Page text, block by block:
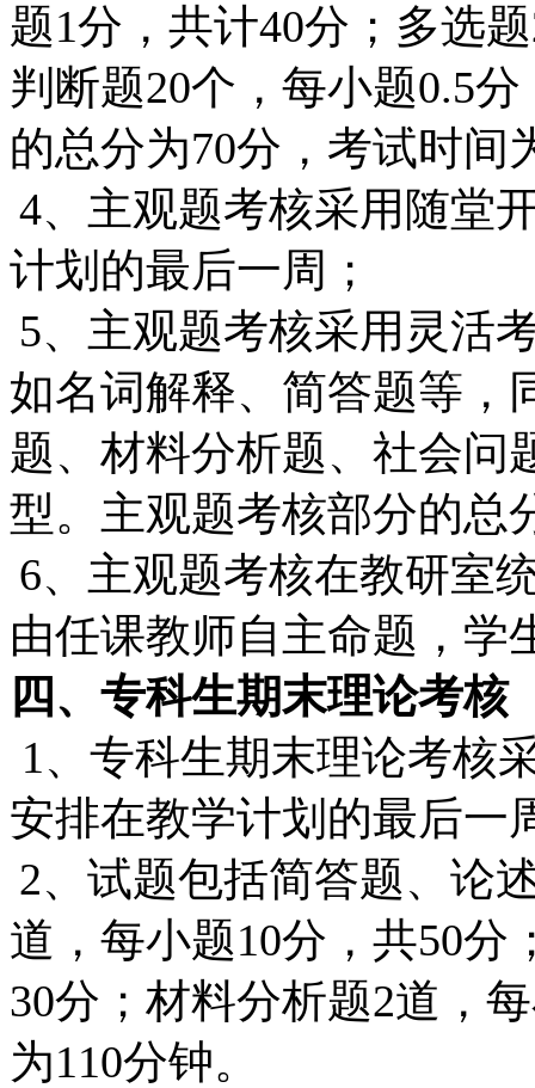
题1分，共计40分；多选题
判断题20个，每小题0.5分
的总分为70分，考试时间
4、主观题考核采用随堂
计划的最后一周；
5、主观题考核采用灵活
如名词解释、简答题等，
题、材料分析题、社会问
型。主观题考核部分的总
6、主观题考核在教研室
由任课教师自主命题，学
四、专科生期末理论考核
1、专科生期末理论考核
安排在教学计划的最后一
2、试题包括简答题、论
道，每小题10分，共50分
30分；材料分析题2道，
为110分钟。